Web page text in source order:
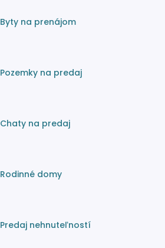
Byty na prenájom
Pozemky na predaj
Chaty na predaj
Rodinné domy
Predaj nehnuteľností